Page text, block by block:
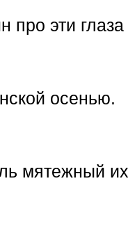
про эти
осенью.
мятежный